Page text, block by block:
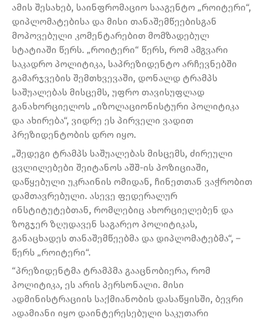
ამის შესახებ, საინფრომაციო სააგენტო „როიტერი“,
დიპლომატებისა და მისი თანაშემწეებისგან
მოპოვებული კომენტარებით მომზადებულ
სტატიაში წერს. „როიტერი“ წერს, რომ ამგვარი
საკადრო პოლიტიკა, საპრეზიდენტო არჩევნებში
გამარჯვების შემთხვევაში, დონალდ ტრამპს
საშუალებას მისცემს, უფრო თავისუფლად
განახორციელოს „იზოლაციონისტური პოლიტიკა
და ახირება“, ვიდრე ეს პირველი ვადით
პრეზიდენტობის დრო იყო.
„შედეგი ტრამპს საშუალებას მისცემს, ძირეული
ცვლილებები შეიტანოს აშშ-ის პოზიციაში,
დაწყებული უკრაინის ომიდან, ჩინეთთან ვაჭრობით
დამთავრებული. ასევე ფედერალურ
ინსტიტუტებთან, რომლებიც ახორციელებენ და
ზოგჯერ ზღუდავენ საგარეო პოლიტიკას,
განაცხადეს თანაშემწეებმა და დიპლომატებმა“, –
წერს „როიტერი“.
“პრეზიდენტმა ტრამპმა გააცნობიერა, რომ
პოლიტიკა, ეს არის პერსონალი. მისი
ადმინისტრაციის საქმიანობის დასაწყისში, ბევრი
ადამიანი იყო დაინტერესებული საკუთარი